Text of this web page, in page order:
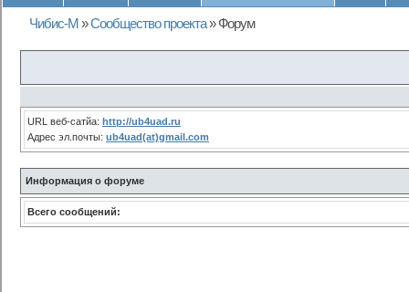
Чибис-М »Сообщество проекта»Форум
URL веб-сатйа: http://ub4uad.ru
Адрес эл.почты: ub4uad(at)gmail.com
Информация о форуме
Всего сообщений: